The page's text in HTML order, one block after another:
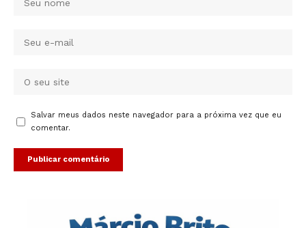
Salvar meus dados neste navegador para a próxima vez que eu
comentar.